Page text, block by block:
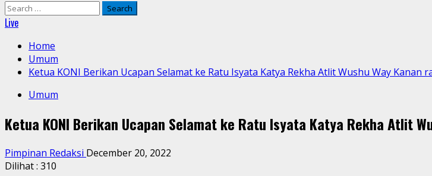
Search
for:
Live
Home
Umum
Ketua KONI Berikan Ucapan Selamat ke Ratu Isyata Katya Rekha Atlit Wushu Way Kanan
Umum
Ketua KONI Berikan Ucapan Selamat ke Ratu Isyata Katya Rekha Atlit
Pimpinan Redaksi December 20, 2022
Dilihat : 310